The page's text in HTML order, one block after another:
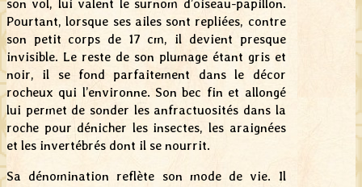
son vol, lui valent le surnom d’oiseau-papillon.
Pourtant, lorsque ses ailes sont repliées, contre
son petit corps de 17 cm, il devient presque
invisible. Le reste de son plumage étant gris et
noir, il se fond parfaitement dans le décor
rocheux qui l’environne. Son bec fin et allongé
lui permet de sonder les anfractuosités dans la
roche pour dénicher les insectes, les araignées
et les invertébrés dont il se nourrit.
Sa dénomination reflète son mode de vie. Il